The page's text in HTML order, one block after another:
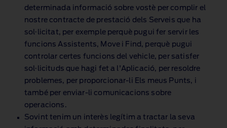
determinada informació sobre vostè per complir el
nostre contracte de prestació dels Serveis que ha
sol·licitat, per exemple perquè pugui fer servir les
funcions Assistents, Move i Find, perquè pugui
controlar certes funcions del vehicle, per satisfer
sol·licituds que hagi fet a l'Aplicació, per resoldre
problemes, per proporcionar‑li Els meus Punts, i
també per enviar‑li comunicacions sobre
operacions.
Sovint tenim un interès legítim a tractar la seva